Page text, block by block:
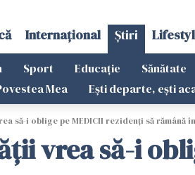
Internațional Știri
Sport Educație Sănătate
Mea
Ești departe, ești
să-i oblige pe MEDICII rezidenți să rămână
vrea să-i